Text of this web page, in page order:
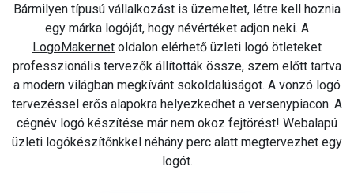
Bármilyen típusú vállalkozást is üzemeltet, létre kell hoznia
egy márka logóját, hogy névértéket adjon neki. A
LogoMaker.net oldalon elérhető üzleti logó ötleteket
professzionális tervezők állították össze, szem előtt tartva
a modern világban megkívánt sokoldalúságot. A vonzó logó
tervezéssel erős alapokra helyezkedhet a versenypiacon. A
cégnév logó készítése már nem okoz fejtörést! Webalapú
üzleti logókészítőnkkel néhány perc alatt megtervezhet egy
logót.